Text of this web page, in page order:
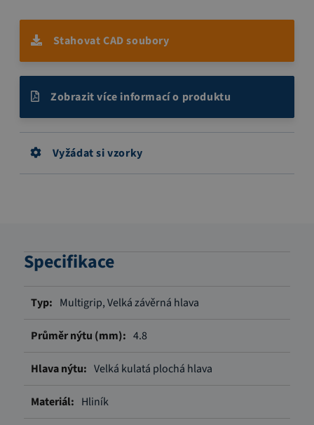
Stahovat CAD soubory
Zobrazit více informací o produktu
Vyžádat si vzorky
Specifikace
informacíMultigrip, Velká závěrná hlava
4.8
Velká kulatá plochá hlava
Hliník